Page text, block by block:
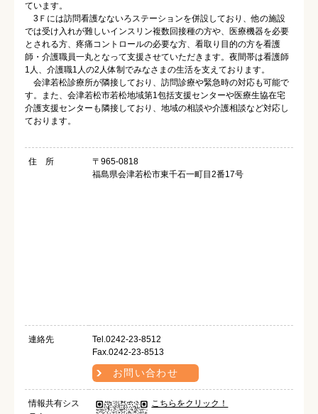
ています。
3Ｆには訪問看護なないろステーションを併設しており、他の施設
では受け入れが難しいインスリン複数回接種の方や、医療機器を必要
とされる方、疼痛コントロールの必要な方、看取り目的の方を看護
師・介護職員一丸となって支援させていただきます。夜間帯は看護師
1人、介護職1人の2人体制でみなさまの生活を支えております。
会津若松診療所が隣接しており、訪問診療や緊急時の対応も可能で
す。また、会津若松市若松地域第1包括支援センターや医療生協在宅
介護支援センターも隣接しており、地域の相談や介護相談など対応し
ております。
住 所
〒965-0818
福島県会津若松市東千石一町目2番17号
連絡先
Tel.0242-23-8512
Fax.0242-23-8513
お問い合わせ
情報共有シス
こちらをクリック！